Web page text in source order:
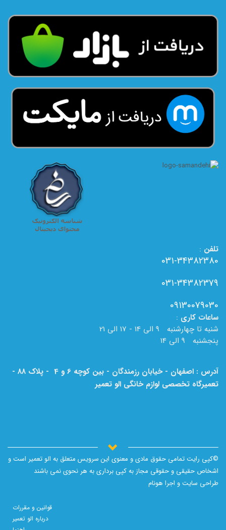
تلفن :
031-34382380
031-34382379
09130079030
ساعات کاری :
شنبه تا چهارشنبه 9 الی 14 - 17 الی 21
پنجشنبه 9 الی 14
آدرس : اصفهان - خیابان رزمندگان - بین کوچه 6 و 4 - پلاک 88 -
تعمیرگاه تخصصی لوازم خانگی الو تعمیر
©کپی رایت تمامی حقوق مادی و معنوی این سرویس متعلق به الو تعمیر است و
اشخاص حقیقی و حقوقی مجاز به کپی برداری به هر نحوی نمی باشند
طراحی سایت و اجرا هونام
قوانین و مقررات
درباره الو تعمیر